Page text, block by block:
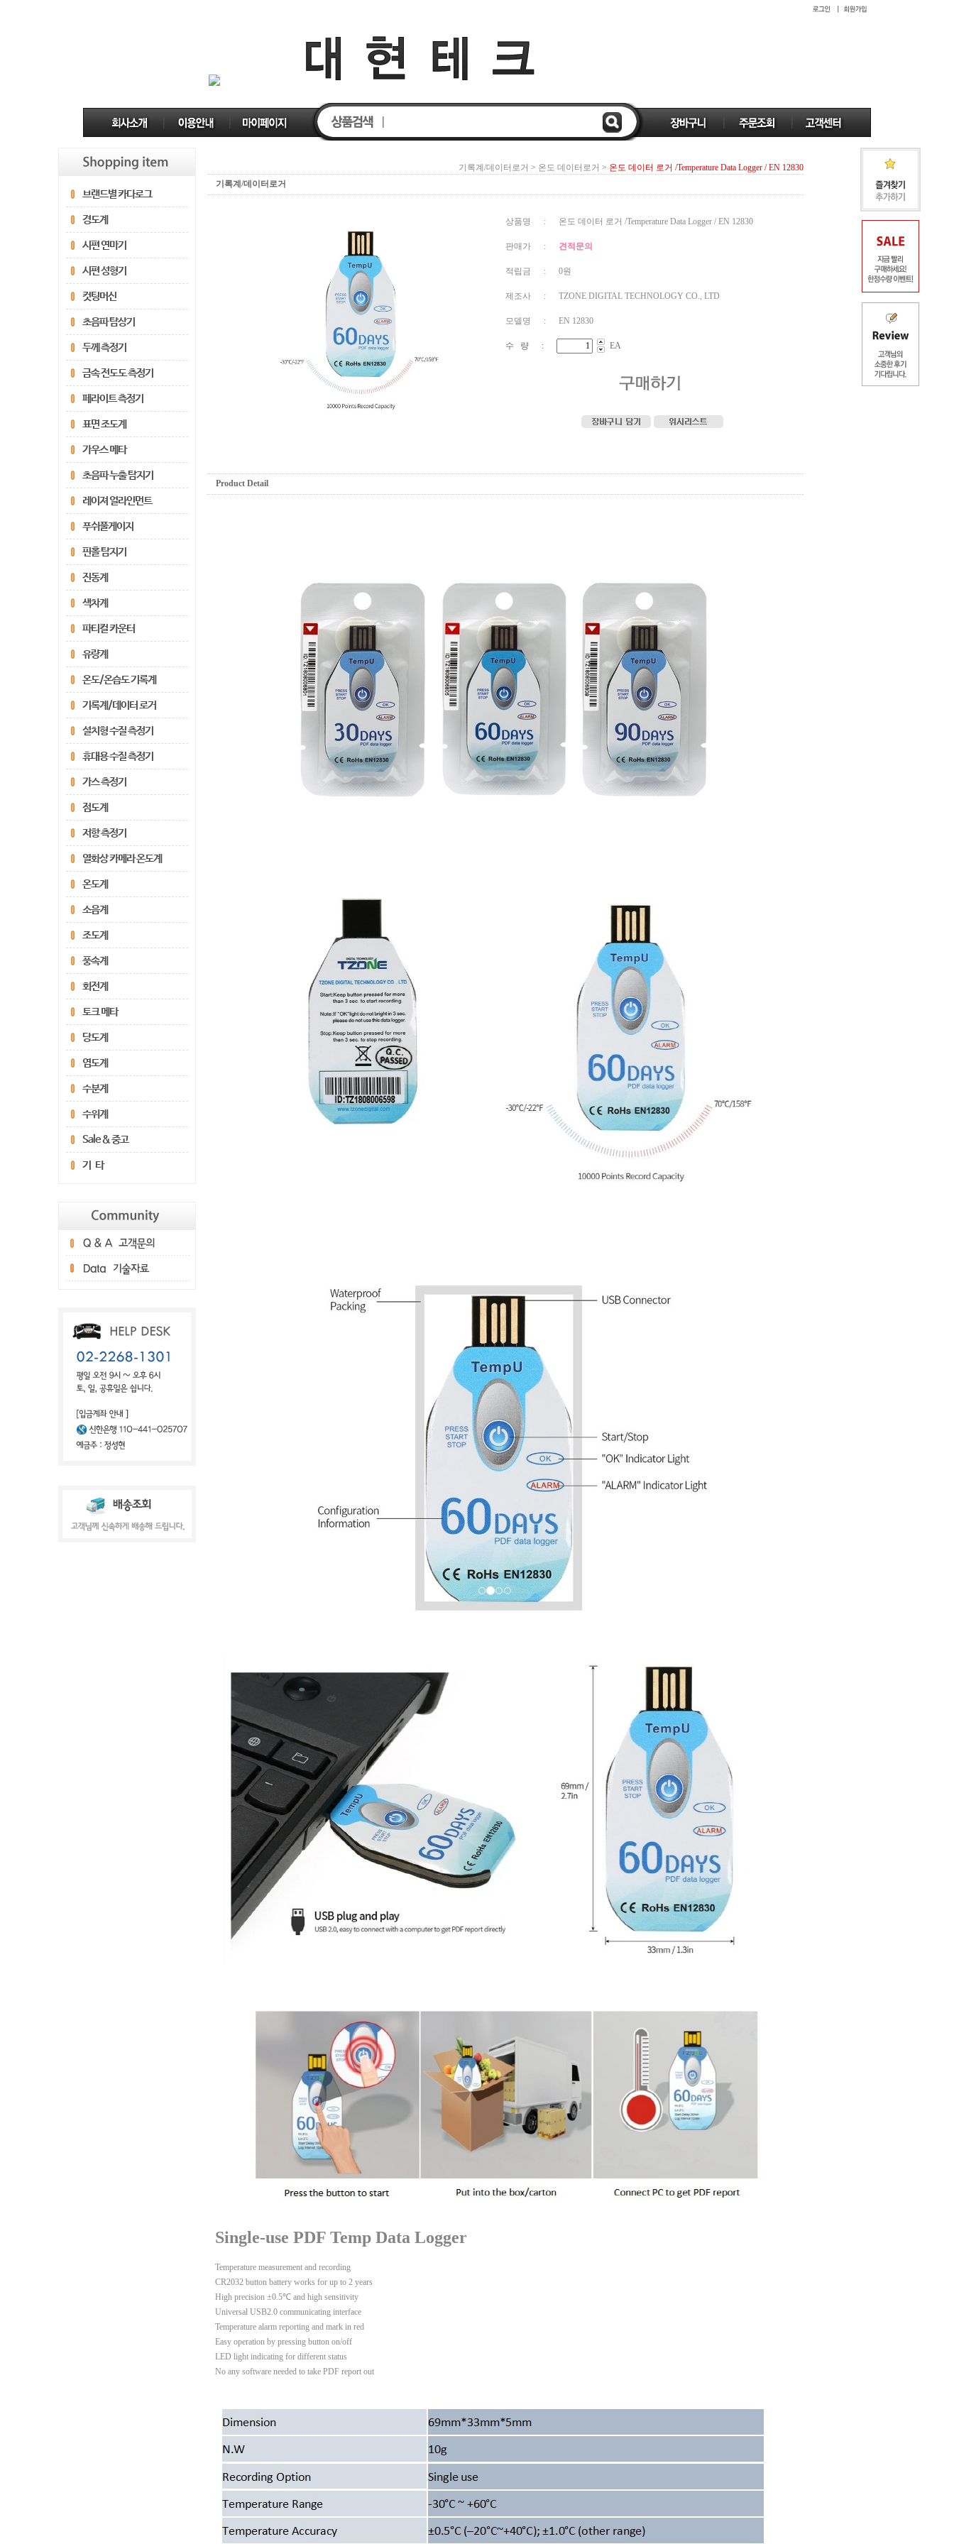
브랜드별 카다로그
경도계
시편 연마기
시편 성형기
컷팅머신
초음파 탐상기
두께 측정기
금속 전도도 측정기
페라이트 측정기
표면 조도계
가우스 메타
초음파 누출 탐지기
레이져 얼라인먼트
푸쉬풀게이지
핀홀 탐지기
진동계
색차계
파티컬 카운터
유량계
온도/온습도 기록계
기록계/데이터 로거
설치형 수질 측정기
휴대용 수질 측정기
가스 측정기
점도계
저항 측정기
열화상 카메라 온도계
온도계
소음계
조도계
풍속계
회전계
토크 메타
당도계
염도계
수분계
수위계
Sale & 중고
기 타
기록계/데이터로거 > 온도 데이터로거 > 온도 데이터 로거 /Temperature Data Logger / EN 12830
기록계/데이터로거
상품명 : 온도 데이터 로거 /Temperature Data Logger / EN 12830
판매가 : 견적문의
적립금 : 0원
제조사 : TZONE DIGITAL TECHNOLOGY CO., LTD
모델명 : EN 12830
수 량 : EA
Product Detail
Single-use PDF Temp Data Logger
Temperature measurement and recording
CR2032 button battery works for up to 2 years
High precision ±0.5℃ and high sensitivity
Universal USB2.0 communicating interface
Temperature alarm reporting and mark in red
Easy operation by pressing button on/off
LED light indicating for different status
No any software needed to take PDF report out